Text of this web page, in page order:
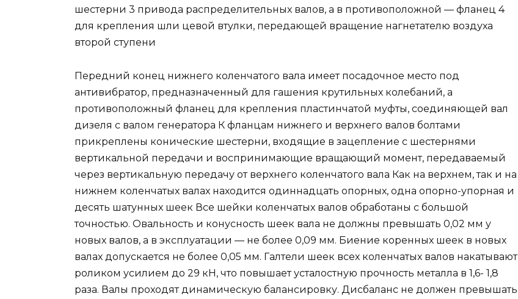
шестерни 3 привода распределительных валов, а в противоположной — фланец 4
для крепления шли цевой втулки, передающей вращение нагнетателю воздуха
второй ступени
Передний конец нижнего коленчатого вала имеет посадочное место под
антивибратор, предназначенный для гашения крутильных колебаний, а
противоположный фланец для крепления пластинчатой муфты, соединяющей вал
дизеля с валом генератора К фланцам нижнего и верхнего валов болтами
прикреплены конические шестерни, входящие в зацепление с шестернями
вертикальной передачи и воспринимающие вращающий момент, передаваемый
через вертикальную передачу от верхнего коленчатого вала Как на верхнем, так и на
нижнем коленчатых валах находится одиннадцать опорных, одна опорно-упорная и
десять шатунных шеек Все шейки коленчатых валов обработаны с большой
точностью. Овальность и конусность шеек вала не должны превышать 0,02 мм у
новых валов, а в эксплуатации — не более 0,09 мм. Биение коренных шеек в новых
валах допускается не более 0,05 мм. Галтели шеек всех коленчатых валов накатывают
роликом усилием до 29 кН, что повышает усталостную прочность металла в 1,6- 1,8
раза. Валы проходят динамическую балансировку. Дисбаланс не должен превышать